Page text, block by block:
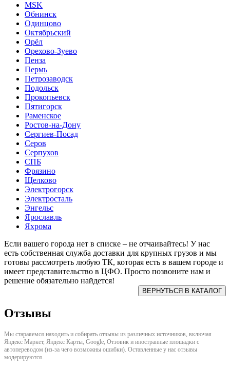
MSK
Обнинск
Одинцово
Октябрьский
Орёл
Орехово-Зуево
Пенза
Пермь
Петрозаводск
Подольск
Прокопьевск
Пятигорск
Раменское
Ростов-на-Дону
Сергиев-Посад
Серов
Серпухов
СПБ
Фрязино
Щелково
Электрогорск
Электросталь
Энгельс
Ярославль
Яхрома
Если вашего города нет в списке – не отчаивайтесь! У нас
есть собственная служба доставки для крупных грузов и мы
готовы рассмотреть любую ТК, которая есть в вашем городе и
имеет представительство в ЦФО. Просто позвоните нам и
решение обязательно найдется!
Отзывы
Мы стараяемся находить и собирать отзывы из различных источников, включая
Яндекс Маркет, Яндекс Карты, Google, Отзовик и иностранные площадки с
автопереводом (из-за чего возможны ошибки). Оставленные у нас отзывы
модерируются.